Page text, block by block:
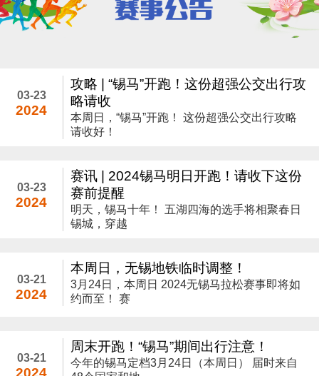
03-23
2024
攻略 | “锡马”开跑！这份超强公交出行攻
略请收
本周日，“锡马”开跑！ 这份超强公交出行攻略
请收好！
03-23
2024
赛讯 | 2024锡马明日开跑！请收下这份
赛前提醒
明天，锡马十年！ 五湖四海的选手将相聚春日
锡城，穿越
03-21
2024
本周日，无锡地铁临时调整！
3月24日，本周日 2024无锡马拉松赛事即将如
约而至！ 赛
03-21
周末开跑！“锡马”期间出行注意！
今年的锡马定档3月24日（本周日） 届时来自